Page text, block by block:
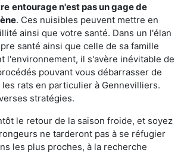
entourage n'est pas un gage de
. Ces nuisibles peuvent mettre en
ainsi que votre santé. Dans un l'élan
santé ainsi que celle de sa famille
l'environnement, il s'avère inévitable de
pouvant vous débarrasser de
rats en particulier à Gennevilliers.
stratégies.
le retour de la saison froide, et soyez
ne tarderont pas à se réfugier
les plus proches, à la recherche